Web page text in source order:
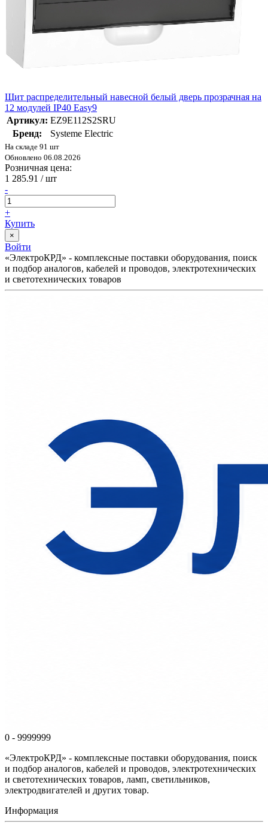
Щит распределительный навесной белый дверь прозрачная на
12 модулей IP40 Easy9
Артикул: EZ9E112S2SRU
Бренд:
Systeme Electric
На складе 91 шт
Обновлено 06.08.2026
Розничная цена:
1 285.91 / шт
-
+
Купить
×
Войти
«ЭлектроКРД» - комплексные поставки оборудования, поиск
и подбор аналогов, кабелей и проводов, электротехнических
и светотехнических товаров
0 - 9999999
«ЭлектроКРД» - комплексные поставки оборудования, поиск
и подбор аналогов, кабелей и проводов, электротехнических
и светотехнических товаров, ламп, светильников,
электродвигателей и других товар.
Информация